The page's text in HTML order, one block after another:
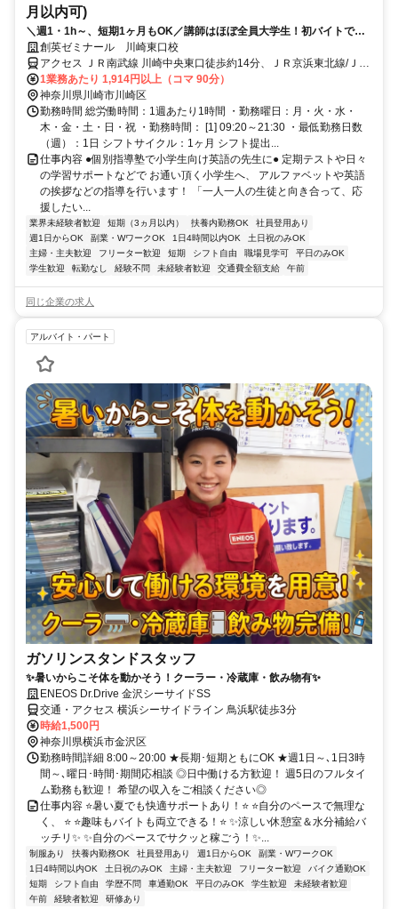
月以内可)
＼週1・1h～、短期1ヶ月もOK／講師はほぼ全員大学生！初バイトでも
安心！※Native level Japanese required
創英ゼミナール 川崎東口校
アクセス ＪＲ南武線 川崎中央東口徒歩約14分、ＪＲ京浜東北線/ＪＲ
根岸線 川崎中央東口徒歩約14分、ＪＲ東海道本線 川崎中央東口徒歩
約14分 川崎駅より自転車で6分
1業務あたり 1,914円以上（コマ 90分）
神奈川県川崎市川崎区
勤務時間 総労働時間：1週あたり1時間 ・勤務曜日：月・火・水・
木・金・土・日・祝 ・勤務時間： [1] 09:20～21:30 ・最低勤務日数
（週）：1日 シフトサイクル：1ヶ月 シフト提出...
仕事内容 ●個別指導塾で小学生向け英語の先生に● 定期テストや日々
の学習サポートなどで お通い頂く小学生へ、 アルファベットや英語
の挨拶などの指導を行います！ 「一人一人の生徒と向き合って、応
援したい...
業界未経験者歓迎 短期（3ヵ月以内） 扶養内勤務OK
社員登用あり
週1日からOK
副業・WワークOK 1日4時間以内OK
土日祝のみOK
主婦・主夫歓迎
フリーター歓迎 短期 シフト自由 職場見学可
平日のみOK
学生歓迎
転勤なし 経験不問 未経験者歓迎 交通費全額支給 午前
同じ企業の求人
アルバイト・パート
ガソリンスタンドスタッフ
✨️暑いからこそ体を動かそう！クーラー・冷蔵庫・飲み物有✨️
ENEOS Dr.Drive 金沢シーサイドSS
交通・アクセス 横浜シーサイドライン 鳥浜駅徒歩3分
時給1,500円
神奈川県横浜市金沢区
勤務時間詳細 8:00～20:00 ★長期･短期ともにOK ★週1日～､1日3時
間～､曜日･時間･期間応相談 ◎日中働ける方歓迎！ 週5日のフルタイ
ム勤務も歓迎！ 希望の収入をご相談ください◎
仕事内容 ⭐️暑い夏でも快適サポートあり！⭐️ ⭐️自分のペースで無理な
く、 ⭐️ ⭐️趣味もバイトも両立できる！⭐️ ✨️涼しい休憩室＆水分補給バ
ッチリ✨️ ✨️自分のペースでサクッと稼ごう！✨️...
制服あり 扶養内勤務OK 社員登用あり 週1日からOK
副業・WワークOK
1日4時間以内OK
土日祝のみOK 主婦・主夫歓迎 フリーター歓迎
バイク通勤OK
短期
シフト自由 学歴不問 車通勤OK 平日のみOK 学生歓迎
未経験者歓迎
午前
経験者歓迎 研修あり